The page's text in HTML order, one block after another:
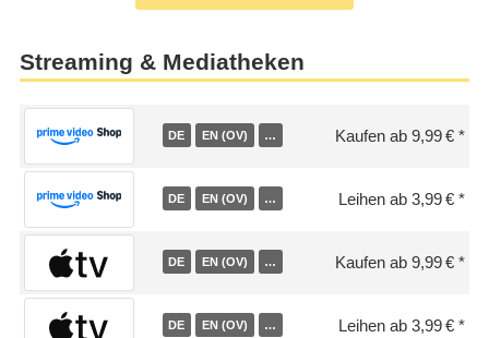
Streaming & Mediatheken
DE EN (OV) … Kaufen ab 9,99 €
DE EN (OV) … Leihen ab 3,99 €
DE EN (OV) … Kaufen ab 9,99 €
DE EN (OV) … Leihen ab 3,99 €